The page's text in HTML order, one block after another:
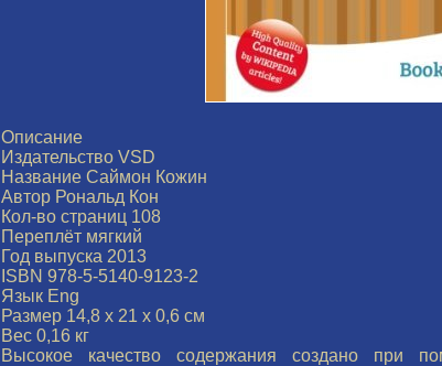
Описание
Издательство VSD
Название Саймон Кожин
Автор Рональд Кон
Кол-во страниц 108
Переплёт мягкий
Год выпуска 2013
ISBN 978-5-5140-9123-2
Язык Eng
Размер 14,8 х 21 х 0,6 см
Вес 0,16 кг
Высокое качество содержания создано при